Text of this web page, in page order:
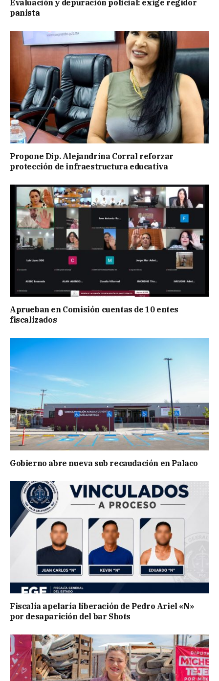
Evaluación y depuración policial: exige regidor
panista
Propone Dip. Alejandrina Corral reforzar
protección de infraestructura educativa
Aprueban en Comisión cuentas de 10 entes
fiscalizados
Gobierno abre nueva sub recaudación en Palaco
Fiscalía apelaría liberación de Pedro Ariel «N»
por desaparición del bar Shots